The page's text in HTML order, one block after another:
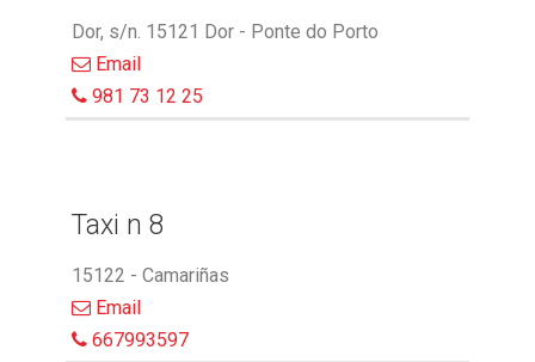
Dor, s/n. 15121 Dor - Ponte do Porto
Email
981 73 12 25
Taxi n 8
15122 - Camariñas
Email
667993597